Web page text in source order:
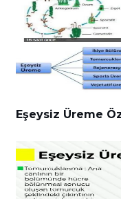
Eşeysiz Üreme